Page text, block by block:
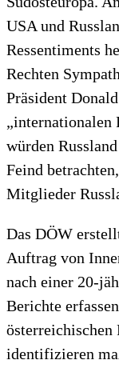
USA und
Ressentiments
Rechten
Präsident
„internationalen
würden
Feind
Mitglieder
Das DÖW
Auftrag von
nach einer 20-
Berichte
österreichischen
identifizieren